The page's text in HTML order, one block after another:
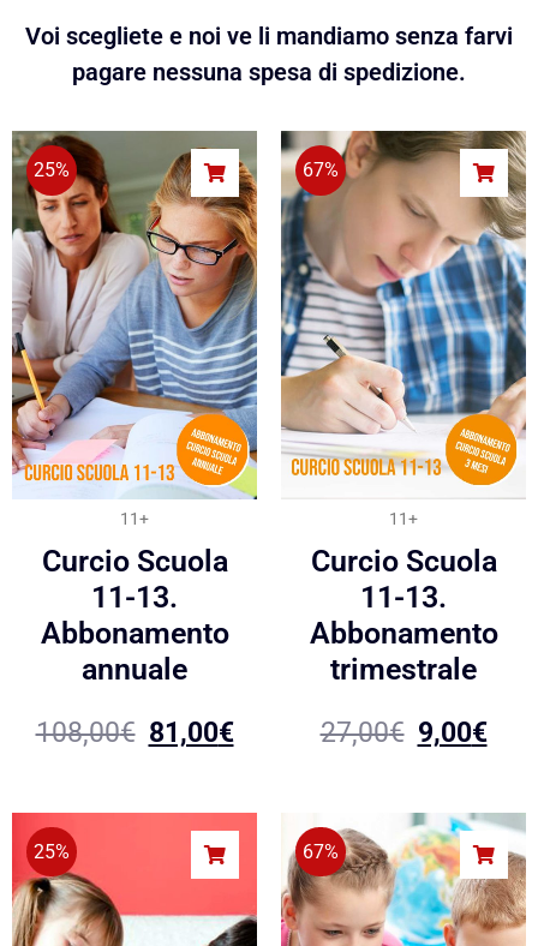
Voi scegliete e noi ve li mandiamo senza farvi
pagare nessuna spesa di spedizione.
25%
11+
Curcio Scuola
11-13.
Abbonamento
annuale
108,00€ 81,00€
67%
11+
Curcio Scuola
11-13.
Abbonamento
trimestrale
27,00€ 9,00€
25% 67%